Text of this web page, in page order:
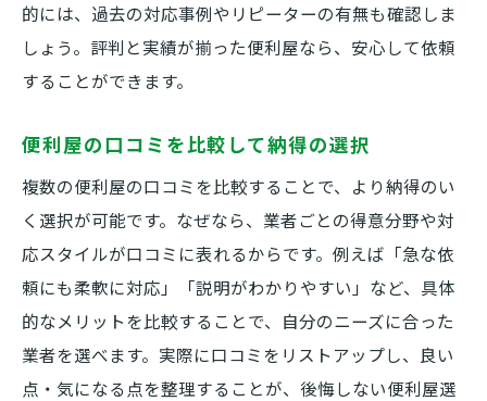
的には、過去の対応事例やリピーターの有無も確認しま
しょう。評判と実績が揃った便利屋なら、安心して依頼
することができます。
便利屋の口コミを比較して納得の選択
複数の便利屋の口コミを比較することで、より納得のい
く選択が可能です。なぜなら、業者ごとの得意分野や対
応スタイルが口コミに表れるからです。例えば「急な依
頼にも柔軟に対応」「説明がわかりやすい」など、具体
的なメリットを比較することで、自分のニーズに合った
業者を選べます。実際に口コミをリストアップし、良い
点・気になる点を整理することが、後悔しない便利屋選